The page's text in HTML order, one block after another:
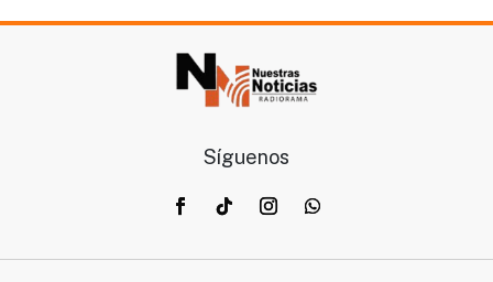
Síguenos